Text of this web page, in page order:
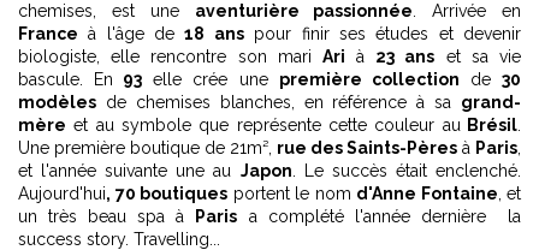
chemises, est une aventurière passionnée . Arrivée en
France à l'âge de18 anspour finir ses études et devenir
biologiste, elle rencontre son mari Ari à 23 ans et sa vie
bascule. En 93 elle crée une première collection de30
modèles de chemises blanches, en référence à sa grand-
mère et au symbole que représente cette couleur au Brésil
Une première boutique de 21m², rue des Saints-Pères à Paris
et l'année suivante une au Japon . Le succès était enclenché.
Aujourd'hui, 70 boutiques portent le nom d'Anne Fontaine , et
un très beau spa à
Paris a complété l'année dernière la
success story. Travelling...